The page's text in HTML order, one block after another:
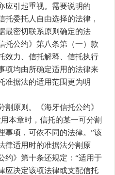
应引起重视。需要说明的
托委托人自由选择的法律，
最密切联系原则确定的法
托公约》第八条第（一）款
效力、信托解释、信托执行
项均由所确定适用的法律来
准据法的适用范围更为明
原则。《海牙信托公约》
本章时，信托的某一可分割
事项，可依不同的法律。”该
律适用时的准据法分割原
约》第十条还规定：“适用于
应决定该项法律或支配信托